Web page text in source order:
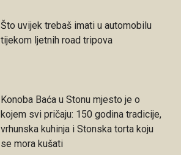
Što uvijek trebaš imati u automobilu
tijekom ljetnih road tripova
Konoba Baća u Stonu mjesto je o
kojem svi pričaju: 150 godina tradicije,
vrhunska kuhinja i Stonska torta koju
se mora kušati